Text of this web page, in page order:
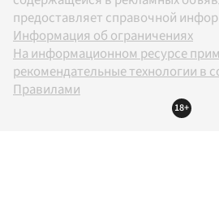
предоставляет справочной
Информация об ограничениях
На информационном ресурсе
рекомендательные технологии в
Правилами
18+